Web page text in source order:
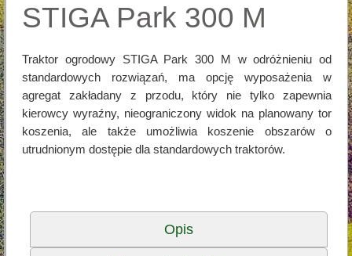
STIGA Park 300 M
Traktor ogrodowy STIGA Park 300 M w odróżnieniu od
standardowych rozwiązań, ma opcję wyposażenia w
agregat zakładany z przodu, który nie tylko zapewnia
kierowcy wyraźny, nieograniczony widok na planowany tor
koszenia, ale także umożliwia koszenie obszarów o
utrudnionym dostępie dla standardowych traktorów.
Opis